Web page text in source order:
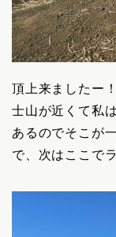
頂上来ましたー
士山が近くて私
あるのでそこが
で、次はここで